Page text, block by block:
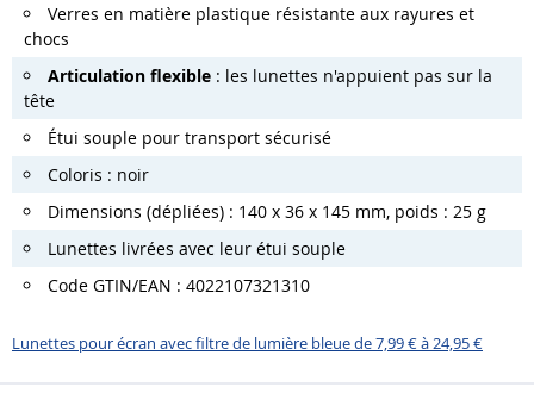
Verres en matière plastique résistante aux rayures et
chocs
Articulation flexible : les lunettes n'appuient pas sur la
tête
Étui souple pour transport sécurisé
Coloris : noir
Dimensions (dépliées) : 140 x 36 x 145 mm, poids : 25 g
Lunettes livrées avec leur étui souple
Code GTIN/EAN : 4022107321310
Lunettes pour écran avec filtre de lumière bleue de 7,99 € à 24,95 €